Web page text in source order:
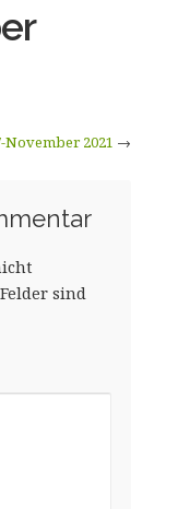
November 2021 →
sind